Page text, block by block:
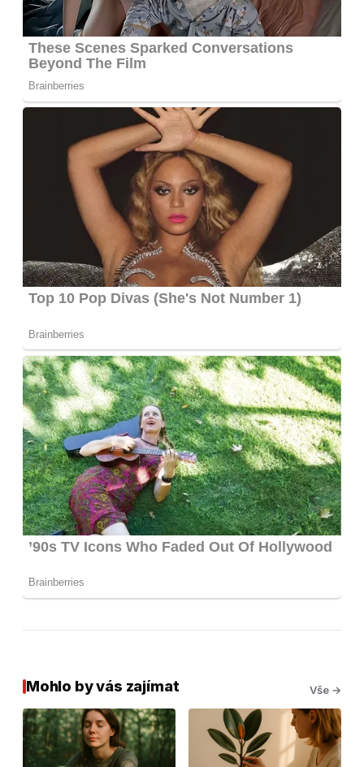
Mohlo by vás zajímat Vše →